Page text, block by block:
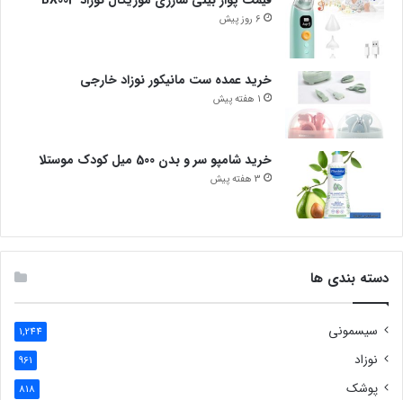
6 روز پیش
خرید عمده ست مانیکور نوزاد خارجی
1 هفته پیش
خرید شامپو سر و بدن 500 میل کودک موستلا
3 هفته پیش
دسته بندی ها
سیسمونی 1,244
نوزاد 961
پوشک 818